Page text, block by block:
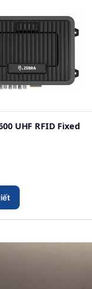
UHF RFID Fixed